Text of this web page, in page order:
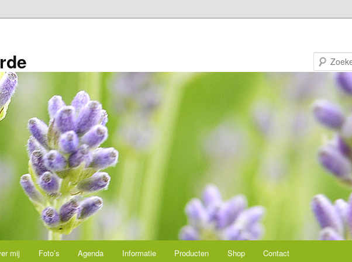
mij Foto’s Agenda Informatie Producten Shop Contact